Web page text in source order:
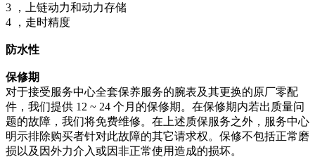
3 ，上链动力和动力存储
4 ，走时精度
防水性
保修期
对于接受服务中心全套保养服务的腕表及其更换的原厂零配
件，我们提供 12 ~ 24 个月的保修期。在保修期内若出质量问
题的故障，我们将免费维修。在上述质保服务之外，服务中心
明示排除购买者针对此故障的其它请求权。保修不包括正常磨
损以及因外力介入或因非正常使用造成的损坏。